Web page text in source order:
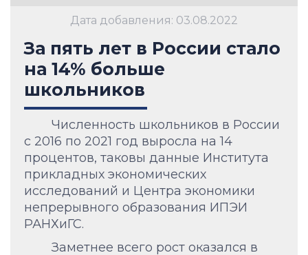
Дата добавления: 03.08.2022
За пять лет в России стало
на 14% больше
школьников
Численность школьников в России
с 2016 по 2021 год выросла на 14
процентов, таковы данные Института
прикладных экономических
исследований и Центра экономики
непрерывного образования ИПЭИ
РАНХиГС.
Заметнее всего рост оказался в